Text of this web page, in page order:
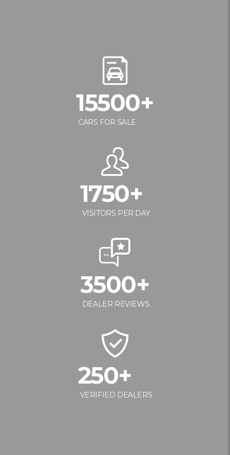
15500+
CARS FOR SALE
1750+
VISITORS PER DAY
3500+
DEALER REVIEWS
250+
VERIFIED DEALERS